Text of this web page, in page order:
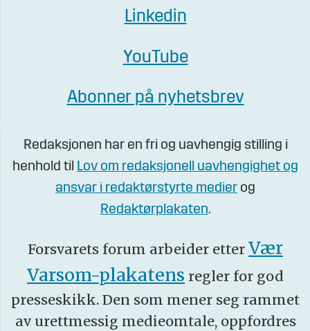
Linkedin
YouTube
Abonner på nyhetsbrev
Redaksjonen har en fri og uavhengig stilling i
henhold til Lov om redaksjonell uavhengighet og
ansvar i redaktørstyrte medier og
Redaktørplakaten.
Forsvarets forum arbeider etter Vær
Varsom-plakatens regler for god
presseskikk. Den som mener seg rammet
av urettmessig medieomtale, oppfordres